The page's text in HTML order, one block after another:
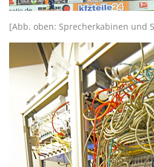
[Abb. oben: Sprecherkabinen und